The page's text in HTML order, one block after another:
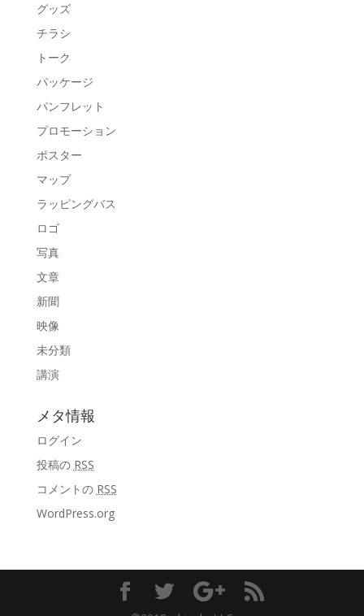
グッズ
チラシ
トーク
パッケージ
パンフレット
プロモーション
ポスター
マップ
ラッピングバス
ロゴ
写真
文章
新聞
映像
未分類
講演
メタ情報
ログイン
投稿の RSS
コメントの RSS
WordPress.org